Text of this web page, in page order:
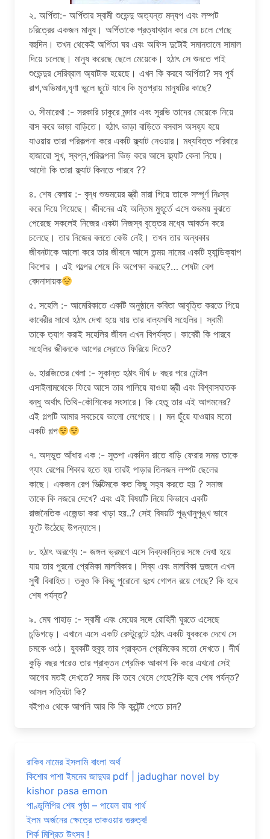
২. অর্পিতা:- অর্পিতার স্বামী শুভেন্দু অত্যন্ত মদ্যপ এবং লম্পট
চরিত্রের একজন মানুষ। অর্পিতাকে প্রত্যাখ্যান করে সে চলে গেছে
বহুদিন। তখন থেকেই অর্পিতা ঘর এবং অফিস দুটোই সমানতালে সামাল
দিয়ে চলেছে। মানুষ করেছে ছেলে মেয়েকে। হঠাৎ সে শুনতে পাই
শুভেন্দুর সেরিব্রাল অ্যাটাক হয়েছে। এখন কি করবে অর্পিতা? সব পূর্ব
রাগ,অভিমান,ঘৃণা ভুলে ছুটে যাবে কি মৃতপ্রায় মানুষটির কাছে?
৩. সীমারেখা :- সরকারি চাকুরে মন্দার এবং সুরভি তাদের মেয়েকে নিয়ে
বাস করে ভাড়া বাড়িতে। হঠাৎ ভাড়া বাড়িতে বসবাস অসহ্য হয়ে
যাওয়ায় তারা পরিকল্পনা করে একটি ফ্ল্যাট নেওয়ার। মধ্যবিত্ত পরিবারে
হাজারো সুখ, স্বপ্ন,পরিকল্পনা ভিড় করে আসে ফ্ল্যাট কেনা নিয়ে।
আদৌ কি তারা ফ্ল্যাট কিনতে পারবে ??
৪. শেষ বেলায় :- বৃদ্ধ শুভময়ের স্ত্রী মারা গিয়ে তাকে সম্পূর্ণ নিঃস্ব
করে দিয়ে গিয়েছে। জীবনের এই অন্তিম মুহূর্তে এসে শুভময় বুঝতে
পেরেছে সকলেই নিজের একটা নিজস্ব বৃত্তের মধ্যে আবর্তন করে
চলেছে। তার নিজের বলতে কেউ নেই। তখন তার অন্ধকার
জীবনটাকে আলো করে তার জীবনে আসে তন্ময় নামের একটি হ্যান্ডিক্যাপ
কিশোর । এই গল্পের শেষে কি অপেক্ষা করছে?… শেষটা বেশ
বেদনাদায়ক
৫. সহেলি :- আমেরিকাতে একটি অনুষ্ঠানে কবিতা আবৃত্তি করতে গিয়ে
কাবেরীর সাথে হঠাৎ দেখা হয়ে যায় তার বাল্যসখি সহেলির। স্বামী
তাকে ত্যাগ করাই সহেলির জীবন এখন বিপর্যস্ত। কাবেরী কি পারবে
সহেলির জীবনকে আগের স্রোতে ফিরিয়ে দিতে?
৬. হারজিতের খেলা :- সুকান্ত হঠাৎ দীর্ঘ ৮ বছর পরে মেন্টাল
এসাইলামথেকে ফিরে আসে তার পালিয়ে যাওয়া স্ত্রী এবং বিশ্বাসঘাতক
বন্ধু অর্থাৎ তিথি-কৌশিকের সংসারে। কি হেতু তার এই আগমনের?
এই গল্পটি আমার সবচেয়ে ভালো লেগেছে।। মন ছুঁয়ে যাওয়ার মতো
একটি গল্প
৭. অদ্ভুত আঁধার এক :- সুতপা একদিন রাতে বাড়ি ফেরার সময় তাকে
গ্যাং রেপের শিকার হতে হয় তারই পাড়ার তিনজন লম্পট ছেলের
কাছে। একজন রেপ ভিক্টিমকে কত কিছু সহ্য করতে হয় ? সমাজ
তাকে কি নজরে দেখে? এবং এই বিষয়টি নিয়ে কিভাবে একটি
রাজনৈতিক এজেন্ডা করা খাড়া হয়..? সেই বিষয়টি পুঙ্খানুপুঙ্খ ভাবে
ফুটে উঠেছে উপন্যাসে।
৮. হঠাৎ অরণ্যে :- জঙ্গল ভ্রমণে এসে দিব্যকান্তির সঙ্গে দেখা হয়ে
যায় তার পুরনো প্রেমিকা মালবিকার। দিব্য এবং মালবিকা দুজনে এখন
সুখী বিবাহিত। তবুও কি কিছু পুরোনো দুঃখ গোপন রয়ে গেছে? কি হবে
শেষ পর্যন্ত?
৯. মেঘ পাহাড় :- স্বামী এবং মেয়ের সঙ্গে রোহিনী ঘুরতে এসেছে
চন্ডিগড়ে। এখানে এসে একটি রেস্টুরেন্টে হঠাৎ একটি যুবককে দেখে সে
চমকে ওঠে। যুবকটি হুবুহু তার প্রাক্তন প্রেমিকের মতো দেখতে। দীর্ঘ
কুড়ি বছর পরেও তার প্রাক্তন প্রেমিক আকাশ কি করে এখনো সেই
আগের মতই দেখতে? সময় কি তবে থেমে গেছে?কি হবে শেষ পর্যন্ত?
আসল সত্যিটা কি?
বইপাও থেকে আপনি আর কি কি কন্টেন্ট পেতে চান?
রাকিব নামের ইসলামি বাংলা অর্থ
কিশোর পাশা ইমনের জাদুঘর pdf | jadughar novel by
kishor pasa emon
পাণ্ডুলিপির শেষ পৃষ্ঠা – পায়েল রায় পার্থ
ইলম অর্জনের ক্ষেত্রে তাকওয়ার গুরুত্ব!
শির্ক মিশ্রিত উৎসব !